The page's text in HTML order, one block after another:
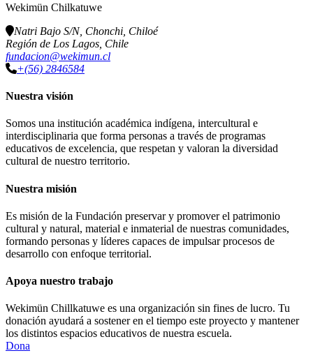
Wekimün Chilkatuwe
Natri Bajo S/N, Chonchi, Chiloé
Región de Los Lagos, Chile
fundacion@wekimun.cl
+(56) 2846584
Nuestra visión
Somos una institución académica indígena, intercultural e
interdisciplinaria que forma personas a través de programas
educativos de excelencia, que respetan y valoran la diversidad
cultural de nuestro territorio.
Nuestra misión
Es misión de la Fundación preservar y promover el patrimonio
cultural y natural, material e inmaterial de nuestras comunidades,
formando personas y líderes capaces de impulsar procesos de
desarrollo con enfoque territorial.
Apoya nuestro trabajo
Wekimün Chillkatuwe es una organización sin fines de lucro. Tu
donación ayudará a sostener en el tiempo este proyecto y mantener
los distintos espacios educativos de nuestra escuela.
Dona